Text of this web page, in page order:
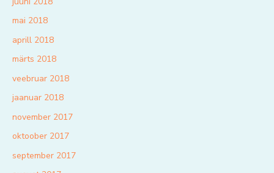
mai 2018
aprill 2018
märts 2018
veebruar 2018
jaanuar 2018
november 2017
oktoober 2017
september 2017